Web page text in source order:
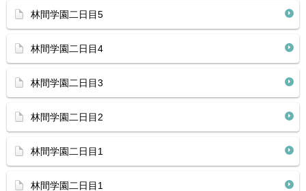
林間学園二日目5
林間学園二日目4
林間学園二日目3
林間学園二日目2
林間学園二日目1
林間学園二日目1